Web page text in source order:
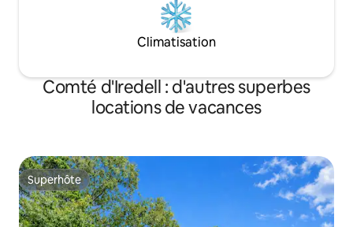
Climatisation
Comté d'Iredell : d'autres superbes
locations de vacances
Superhôte
Superhôte